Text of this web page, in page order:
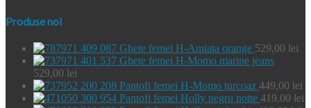
Produse noi
Ghete femei H-Amiata orange 529,00 lei
Ghete femei H-Momo marine jeans
529,00 lei
Pantofi femei H-Momo turcoaz 449,00 lei
Pantofi femei Holly negru notte 419,00 lei